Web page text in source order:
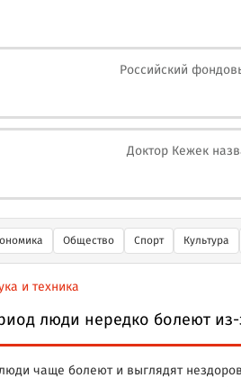
Российский
Доктор Кежек
Общество Спорт Культура
и техника
люди нередко болеют из-
чаще болеют и выглядят